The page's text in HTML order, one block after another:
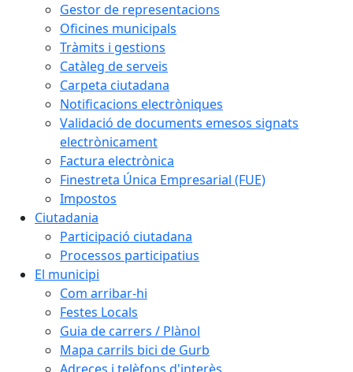
Gestor de representacions
Oficines municipals
Tràmits i gestions
Catàleg de serveis
Carpeta ciutadana
Notificacions electròniques
Validació de documents emesos signats
electrònicament
Factura electrònica
Finestreta Única Empresarial (FUE)
Impostos
Ciutadania
Participació ciutadana
Processos participatius
El municipi
Com arribar-hi
Festes Locals
Guia de carrers / Plànol
Mapa carrils bici de Gurb